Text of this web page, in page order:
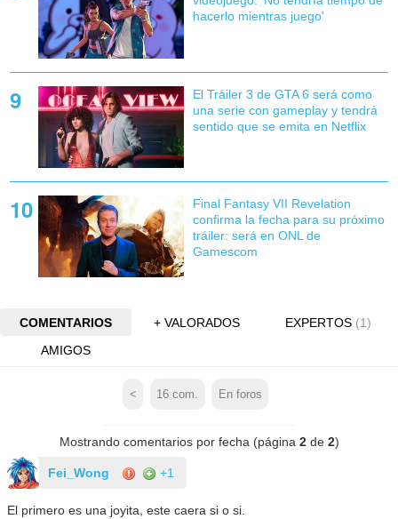
hacerlo mientras juego'
El Tráiler 3 de GTA 6 será como
una serie con gameplay y tendrá
sentido que se emita en Netflix
Final Fantasy VII Revelation
confirma la fecha para su próximo
tráiler: será en ONL de
Gamescom
COMENTARIOS + VALORADOS EXPERTOS (1)
AMIGOS
< 16 com. En foros
Mostrando comentarios por fecha (página 2de 2)
Fei_Wong +1
El primero es una joyita, este caera si o si.